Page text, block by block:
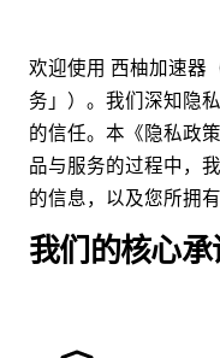
欢迎使用 西柚加速器
务」）。我们深知隐
的信任。本《隐私政
品与服务的过程中，
的信息，以及您所拥
我们的核心承